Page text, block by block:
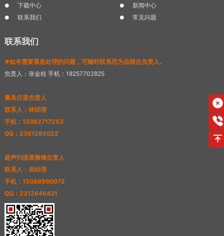
下载中心
新闻中心
联系我们
常见问题
联系我们
❈如有需要紧急处理的问题，可随时联系思为品牌总负责人。
负责人：张金桂 手机：18257702825
量具仪器负责人
联系人：林经理
手机：13362717253
QQ：2361285022
超声扫描显微镜负责人
联系人：吴经理
手机：15088990072
QQ：2312646431